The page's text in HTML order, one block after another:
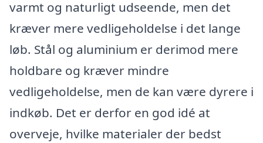
varmt og naturligt udseende, men det
kræver mere vedligeholdelse i det lange
løb. Stål og aluminium er derimod mere
holdbare og kræver mindre
vedligeholdelse, men de kan være dyrere i
indkøb. Det er derfor en god idé at
overveje, hvilke materialer der bedst